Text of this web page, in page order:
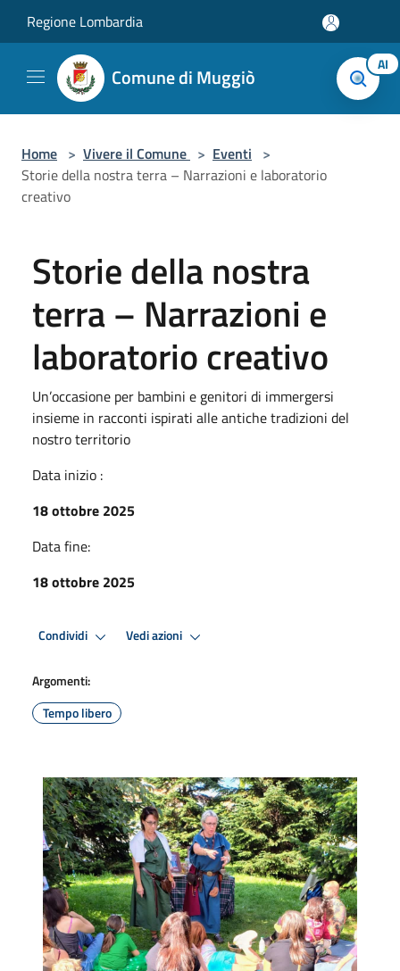
Regione Lombardia
Comune di Muggiò AI
Home > Vivere il Comune > Eventi >
Storie della nostra terra – Narrazioni e laboratorio
creativo
Storie della nostra
terra – Narrazioni e
laboratorio creativo
Un’occasione per bambini e genitori di immergersi
insieme in racconti ispirati alle antiche tradizioni del
nostro territorio
Data inizio :
18 ottobre 2025
Data fine:
18 ottobre 2025
Condividi Vedi azioni
Argomenti:
Tempo libero